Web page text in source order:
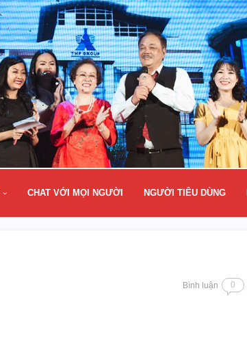
CHAT VỚI MỌI NGƯỜI NGƯỜI TIÊU DÙNG
Bình luận 0